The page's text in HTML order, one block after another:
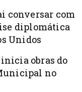
conversar com
diplomática
Unidos
obras do
no